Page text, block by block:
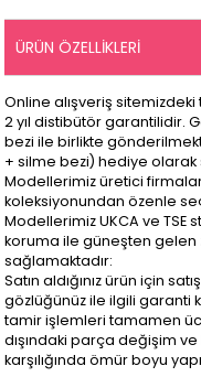
ÜRÜN ÖZELLIKLERI
Online alışveriş
2 yıl distibütör garantilidir.
bezi ile birlikte
+ silme bezi) hediye
Modellerimiz üretici
koleksiyonundan özenle
Modellerimiz UKCA ve TSE
koruma ile güneşten gelen
sağlamaktadır:
Satın aldığınız ürün için
gözlüğünüz ile ilgili garanti
tamir işlemleri tamamen
dışındaki parça değişim
karşılığında ömür boyu